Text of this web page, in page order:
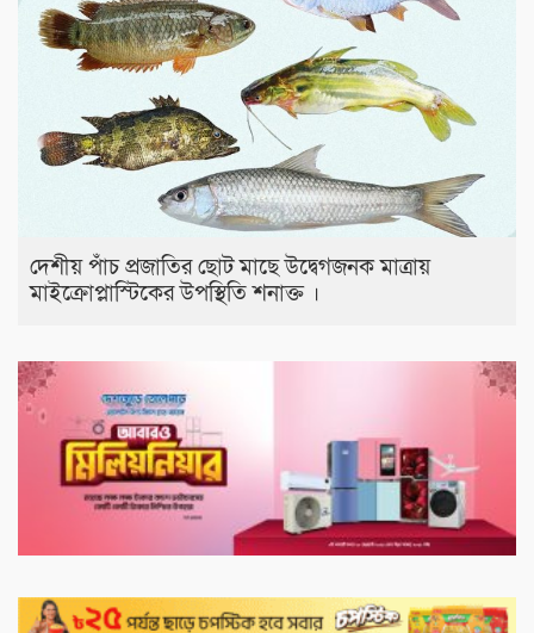
দেশীয় পাঁচ প্রজাতির ছোট মাছে উদ্বেগজনক মাত্রায়
মাইক্রোপ্লাস্টিকের উপস্থিতি শনাক্ত ।